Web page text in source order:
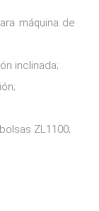
máquina de
inclinada;
ZL1100;